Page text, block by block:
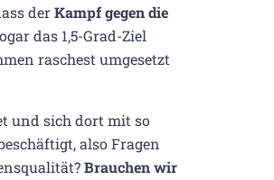
derKampf gegen die
das 1,5-Grad-Ziel
raschest umgesetzt
und sich dort mit so
also Fragen
Brauchen wir